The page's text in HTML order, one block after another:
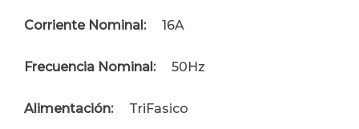
Corriente Nominal:16A
Frecuencia Nominal:50Hz
Alimentación:TriFasico